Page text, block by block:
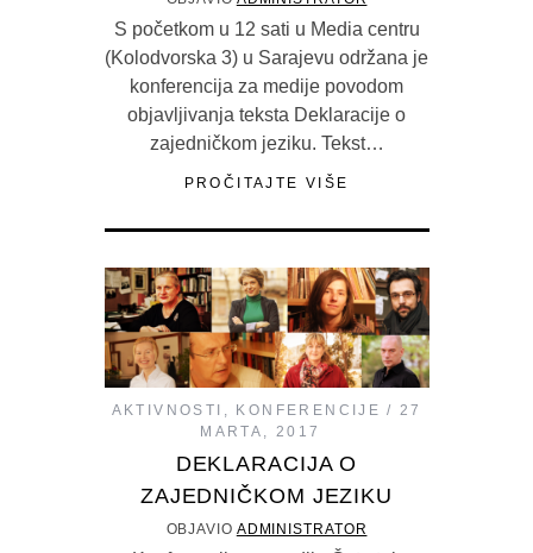
S početkom u 12 sati u Media centru
(Kolodvorska 3) u Sarajevu održana je
konferencija za medije povodom
objavljivanja teksta Deklaracije o
zajedničkom jeziku. Tekst…
PROČITAJTE VIŠE
AKTIVNOSTI , KONFERENCIJE
27
MARTA, 2017
DEKLARACIJA O
ZAJEDNIČKOM JEZIKU
OBJAVIO ADMINISTRATOR